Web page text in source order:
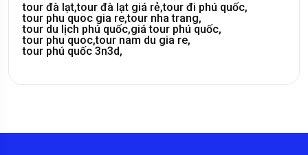
tour đà lạt,tour đà lạt giá rẻ,tour đi phú quốc,
tour phu quoc gia re,tour nha trang,
tour du lịch phú quốc,giá tour phú quốc,
tour phu quoc,tour nam du gia re,
tour phú quốc 3n3d,